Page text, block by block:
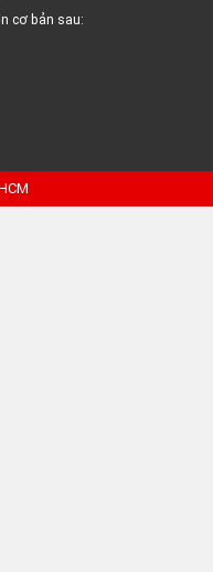
cơ bản sau: